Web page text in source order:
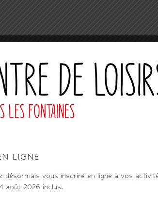
LIGNE
désormais vous inscrire en ligne à vos
août 2026 inclus.